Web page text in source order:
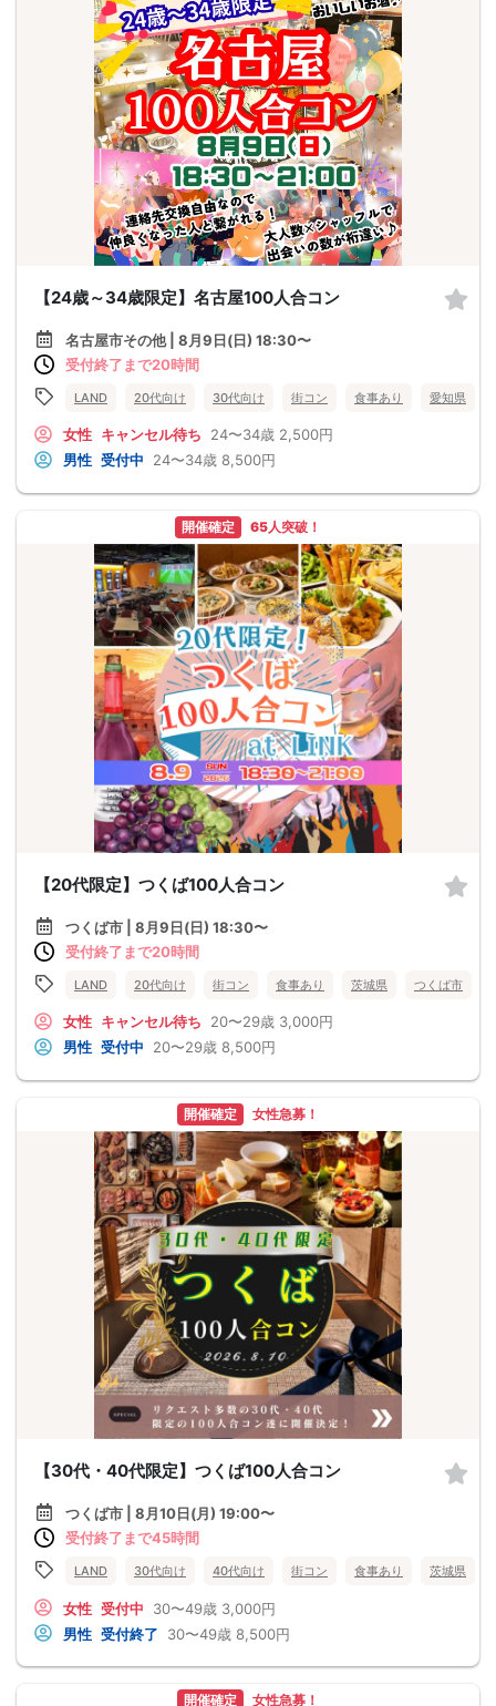
【24歳～34歳限定】名古屋100人合コン
名古屋市その他 | 8月9日(日) 18:30〜
受付終了まで20時間
LAND 20代向け 30代向け 街コン 食事あり 愛知県
女性 キャンセル待ち 24〜34歳 2,500円
男性 受付中 24〜34歳 8,500円
開催確定 65人突破！
【20代限定】つくば100人合コン
つくば市 | 8月9日(日) 18:30〜
受付終了まで20時間
LAND 20代向け 街コン 食事あり 茨城県 つくば市
女性 キャンセル待ち 20〜29歳 3,000円
男性 受付中 20〜29歳 8,500円
開催確定 女性急募！
【30代・40代限定】つくば100人合コン
つくば市 | 8月10日(月) 19:00〜
受付終了まで45時間
LAND 30代向け 40代向け 街コン 食事あり 茨城県
女性 受付中 30〜49歳 3,000円
男性 受付終了 30〜49歳 8,500円
開催確定 女性急募！